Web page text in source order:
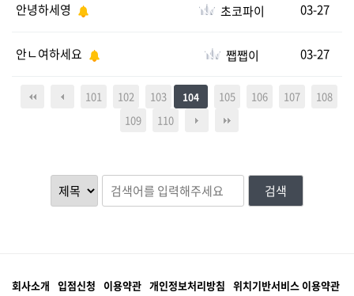
안녕하세영 초코파이 03-27
안ㄴ여하세요 쨉쨉이 03-27
101 102 103 104 105 106 107
108
109
110
검색
회사소개 입점신청 이용약관 개인정보처리방침 위치기반서비스 이용약관